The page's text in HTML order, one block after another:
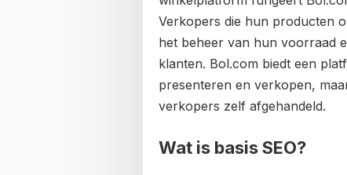
Verkopers die hun producten
het beheer van hun voorraad
klanten. Bol.com biedt een
presenteren en verkopen,
verkopers zelf afgehandeld.
Wat is basis SEO?